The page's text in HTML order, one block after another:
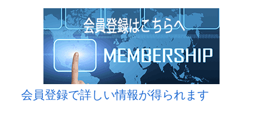
会員登録で詳しい情報が得られます